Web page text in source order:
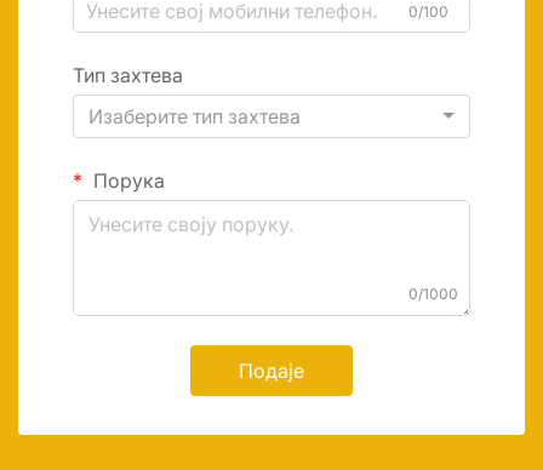
0/100
Тип захтева
Изаберите тип захтева
Порука
0/1000
Подаје